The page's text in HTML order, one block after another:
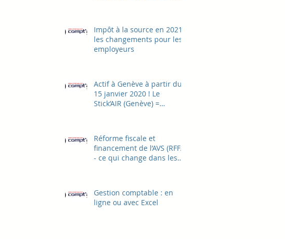
Impôt à la source en 2021,
les changements pour les
employeurs
Actif à Genève à partir du
15 janvier 2020 ! Le
Stick’AIR (Genève) =
Réforme fiscale et
financement de l’AVS (RFFA)
- ce qui change dans les
Gestion comptable : en
ligne ou avec Excel